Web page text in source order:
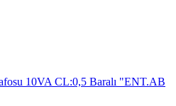
10VA CL:0,5 Baralı "ENT.AB